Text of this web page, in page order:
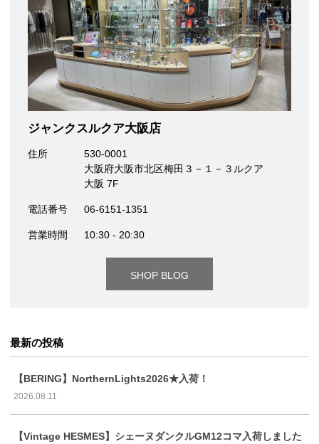
ジャンクスルクア大阪店
住所
530-0001
大阪府大阪市北区梅田３－１－３ルクア
大阪 7F
電話番号 06-6151-1351
営業時間 10:30 - 20:30
SHOP BLOG
最新の投稿
【BERING】NorthernLights2026★入荷！
2026.08.11
【Vintage HESMES】シェーヌダンクルGM12コマ入荷しました